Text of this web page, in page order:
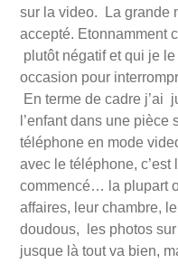
sur la video. La grande
accepté. Etonnamment
plutôt négatif et qui je
occasion pour
En terme de cadre j’ai
l’enfant dans une
téléphone en mode
avec le téléphone,
commencé… la plupart
affaires, leur chambre,
doudous, les photos
jusque là tout va bien,